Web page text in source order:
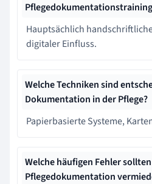
Hauptsächlich
digitaler Einfluss.
Welche Techniken sind
Dokumentation in der Pflege?
Papierbasierte Systeme,
Welche häufigen Fehler
Pflegedokumentation